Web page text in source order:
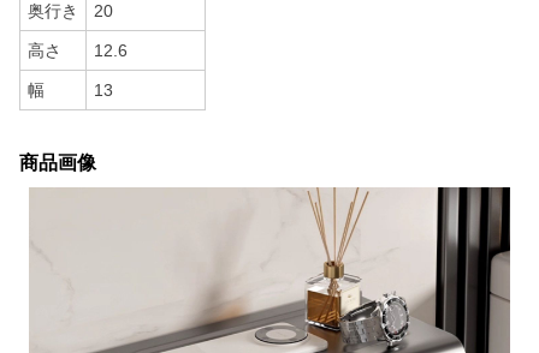
奥行き 20
高さ 12.6
幅 13
商品画像